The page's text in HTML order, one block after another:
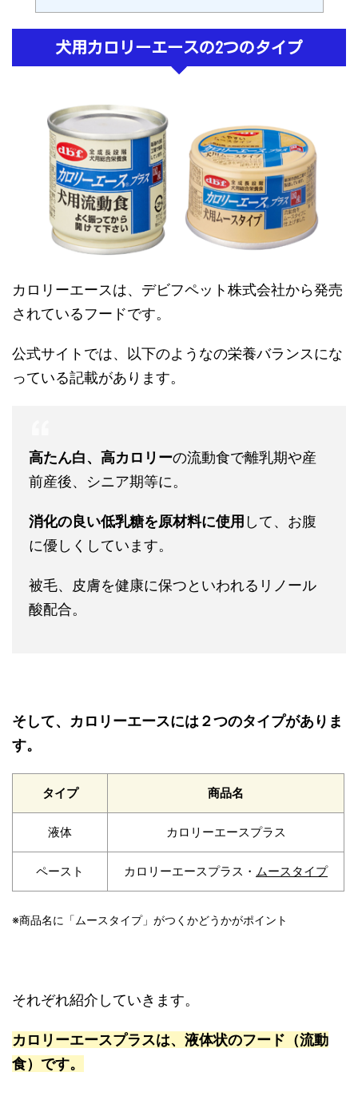
犬用カロリーエースの2つのタイプ
カロリーエースは、デビフペット株式会社から発売
されているフードです。
公式サイトでは、以下のようなの栄養バランスにな
っている記載があります。
高たん白、高カロリーの流動食で離乳期や産
前産後、シニア期等に。
消化の良い低乳糖を原材料に使用 して、お腹
に優しくしています。
被毛、皮膚を健康に保つといわれるリノール
酸配合。
そして、カロリーエースには２つのタイプがありま
す。
タイプ 商品名
液体 カロリーエースプラス
ペースト カロリーエースプラス・ ムースタイプ
※商品名に「ムースタイプ」がつくかどうかがポイント
それぞれ紹介していきます。
カロリーエースプラスは、液体状のフード（流動
食）です。